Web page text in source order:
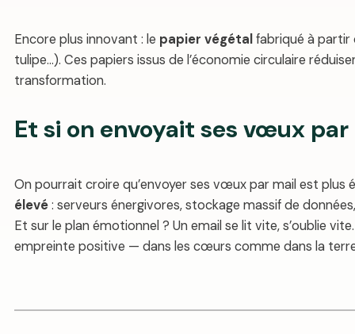
Encore plus innovant : le papier végétalfabriqué à partir
tulipe…). Ces papiers issus de l’économie circulaire
transformation.
Et si on envoyait ses vœux par
On pourrait croire qu’envoyer ses vœux par mail est plus
élevé: serveurs énergivores, stockage massif de
Et sur le plan émotionnel ? Un email se lit vite, s’oublie
empreinte positive — dans les cœurs comme dans la